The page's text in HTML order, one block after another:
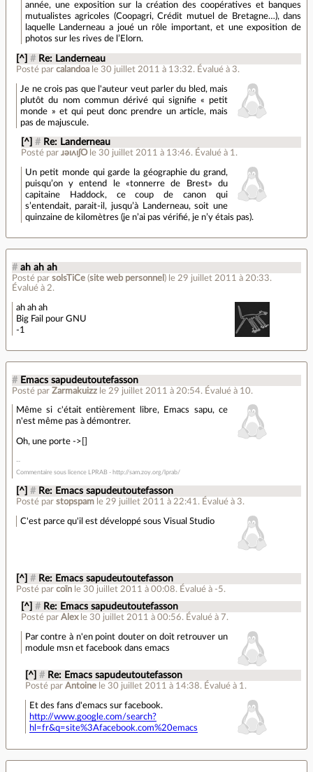
année, une exposition sur la création des coopératives et banques
mutualistes agricoles (Coopagri, Crédit mutuel de Bretagne…), dans
laquelle Landerneau a joué un rôle important, et une exposition de
photos sur les rives de l’Elorn.
[^] # Re: Landerneau
Posté parcalandoa le 30 juillet 2011 à 13:32. Évalué à 3.
Je ne crois pas que l'auteur veut parler du bled, mais
plutôt du nom commun dérivé qui signifie « petit
monde » et qui peut donc prendre un article, mais
pas de majuscule.
[^] # Re: Landerneau
Posté par ɹǝıʌıʃO le 30 juillet 2011 à 13:46.Évalué à 1.
Un petit monde qui garde la géographie du grand,
puisqu’on y entend le «tonnerre de Brest» du
capitaine Haddock, ce coup de canon qui
s’entendait, parait-il, jusqu’à Landerneau, soit une
quinzaine de kilomètres (je n’ai pas vérifié, je n’y étais pas).
# ah ah ah
Posté par solsTiCe (site web personnel ) le 29 juillet 2011 à 20:33.
Évalué à 2.
ah ah ah
Big Fail pour GNU
-1
# Emacs sapudeutoutefasson
Posté par Zarmakuizz le 29 juillet 2011 à 20:54. Évalué à 10.
Même si c'était entièrement libre, Emacs sapu, ce
n'est même pas à démontrer.
Oh, une porte ->[]
Commentaire sous licence LPRAB - http://sam.zoy.org/lprab/
[^] # Re: Emacs sapudeutoutefasson
Posté parstopspam le 29 juillet 2011 à 22:41 . Évalué à 3.
C'est parce qu'il est développé sous Visual Studio
[^] # Re: Emacs sapudeutoutefasson
Posté parcoïn le 30 juillet 2011 à 00:08. Évalué à -5.
[^] # Re: Emacs sapudeutoutefasson
Posté par Alex le 30 juillet 2011 à 00:56. Évalué à 7.
Par contre à n'en point douter on doit retrouver un
module msn et facebook dans emacs
[^] # Re: Emacs sapudeutoutefasson
Posté parAntoine le 30 juillet 2011 à 14:38. Évalué à 1 .
Et des fans d'emacs sur facebook.
http://www.google.com/search?
hl=fr&q=site%3Afacebook.com%20emacs